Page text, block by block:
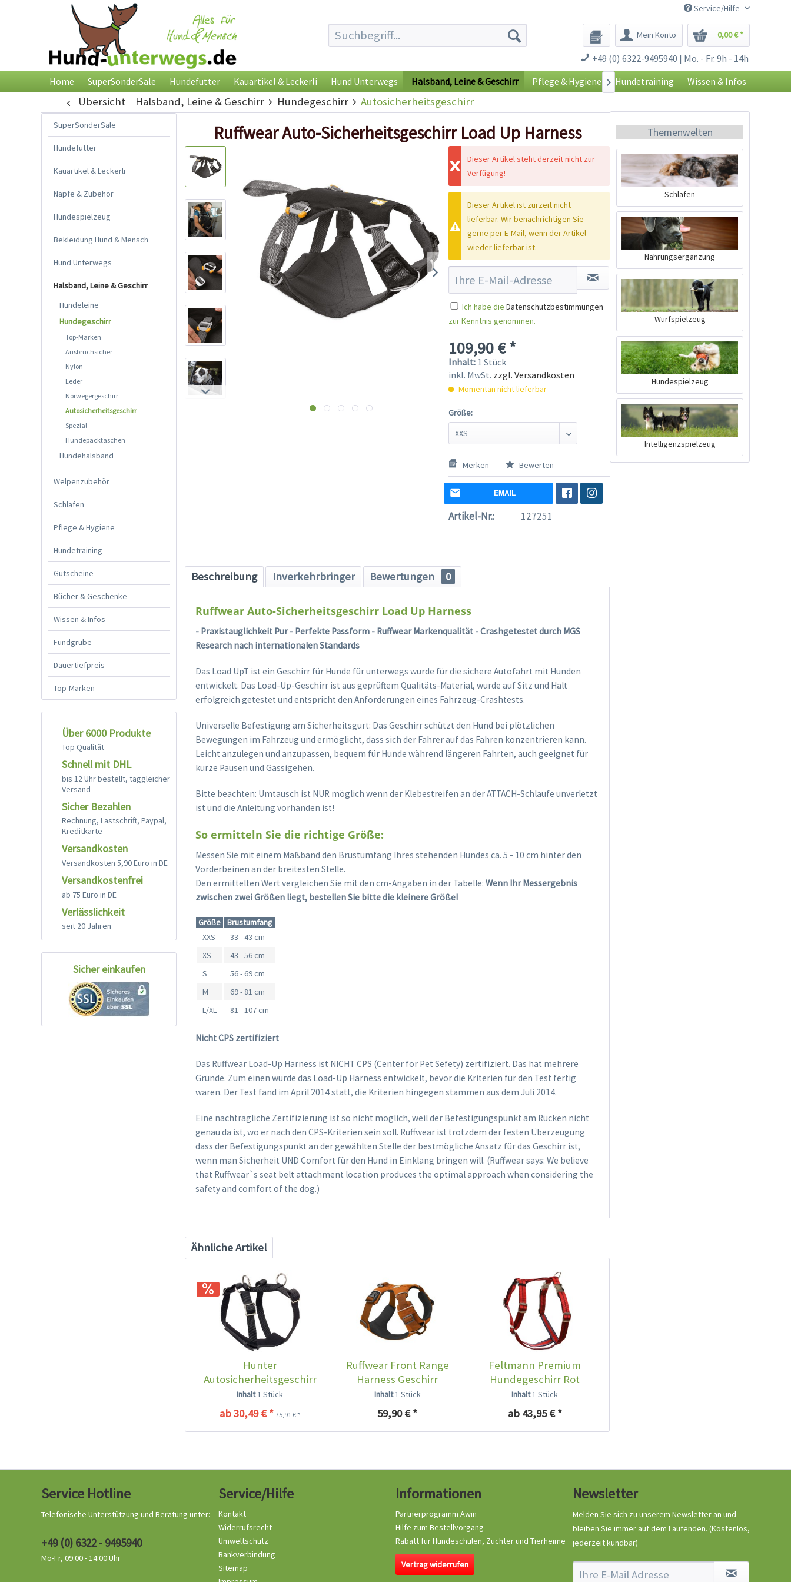
Service/Hilfe
Mein Konto 0,00 € *
+49 (0) 6322-9495940 | Mo. - Fr. 9h - 14h
Home SuperSonderSale Hundefutter Kauartikel & Leckerli Hund Unterwegs Halsband, Leine & Geschirr Pflege & Hygiene Hundetraining Wissen & Infos

Übersicht Halsband, Leine & Geschirr Hundegeschirr Autosicherheitsgeschirr
SuperSonderSale
Hundefutter
Kauartikel & Leckerli
Näpfe & Zubehör
Hundespielzeug
Bekleidung Hund & Mensch
Hund Unterwegs
Halsband, Leine & Geschirr
Hundeleine
Hundegeschirr
Top-Marken
Ausbruchsicher
Nylon
Leder
Norwegergeschirr
Autosicherheitsgeschirr
Spezial
Hundepacktaschen
Hundehalsband
Welpenzubehör
Schlafen
Pflege & Hygiene
Hundetraining
Gutscheine
Bücher & Geschenke
Wissen & Infos
Fundgrube
Dauertiefpreis
Top-Marken
Über 6000 Produkte
Top Qualität
Schnell mit DHL
bis 12 Uhr bestellt, taggleicher
Versand
Sicher Bezahlen
Rechnung, Lastschrift, Paypal,
Kreditkarte
Versandkosten
Versandkosten 5,90 Euro in DE
Versandkostenfrei
ab 75 Euro in DE
Verlässlichkeit
seit 20 Jahren
Sicher einkaufen
Ruffwear Auto-Sicherheitsgeschirr Load Up Harness
Dieser Artikel steht derzeit nicht zur
Verfügung!
Dieser Artikel ist zurzeit nicht
lieferbar. Wir benachrichtigen Sie
gerne per E-Mail, wenn der Artikel
wieder lieferbar ist.
Ich habe die Datenschutzbestimmungen
zur Kenntnis genommen.
109,90 € *
Inhalt: 1 Stück
inkl. MwSt. zzgl. Versandkosten
Momentan nicht lieferbar
Größe:
Merken Bewerten
EMAIL
Artikel-Nr.: 127251
Beschreibung Inverkehrbringer Bewertungen 0
Ruffwear Auto-Sicherheitsgeschirr Load Up Harness
- Praxistauglichkeit Pur - Perfekte Passform - Ruffwear Markenqualität - Crashgetestet durch MGS
Research nach internationalen Standards
Das Load UpT ist ein Geschirr für Hunde für unterwegs wurde für die sichere Autofahrt mit Hunden
entwickelt. Das Load-Up-Geschirr ist aus geprüftem Qualitäts-Material, wurde auf Sitz und Halt
erfolgreich getestet und entspricht den Anforderungen eines Fahrzeug-Crashtests.
Universelle Befestigung am Sicherheitsgurt: Das Geschirr schützt den Hund bei plötzlichen
Bewegungen im Fahrzeug und ermöglicht, dass sich der Fahrer auf das Fahren konzentrieren kann.
Leicht anzulegen und anzupassen, bequem für Hunde während längeren Fahrten, auch geeignet für
kurze Pausen und Gassigehen.
Bitte beachten: Umtausch ist NUR möglich wenn der Klebestreifen an der ATTACH-Schlaufe unverletzt
ist und die Anleitung vorhanden ist!
So ermitteln Sie die richtige Größe:
Messen Sie mit einem Maßband den Brustumfang Ihres stehenden Hundes ca. 5 - 10 cm hinter den
Vorderbeinen an der breitesten Stelle.
Den ermittelten Wert vergleichen Sie mit den cm-Angaben in der Tabelle:Wenn Ihr Messergebnis
zwischen zwei Größen liegt, bestellen Sie bitte die kleinere Größe!
Größe
Brustumfang
XXS
33 - 43 cm
XS
43 - 56 cm
S
56 - 69 cm
M
69 - 81 cm
L/XL
81 - 107 cm
Nicht CPS zertifiziert
Das Ruffwear Load-Up Harness ist NICHT CPS (Center for Pet Sefety) zertifiziert. Das hat mehrere
Gründe. Zum einen wurde das Load-Up Harness entwickelt, bevor die Kriterien für den Test fertig
waren. Der Test fand im April 2014 statt, die Kriterien hingegen stammen aus dem Juli 2014.
Eine nachträgliche Zertifizierung ist so nicht möglich, weil der Befestigungspunkt am Rücken nicht
genau da ist, wo er nach den CPS-Kriterien sein soll. Ruffwear ist trotzdem der festen Überzeugung
dass der Befestigungspunkt an der gewählten Stelle der bestmögliche Ansatz für das Geschirr ist,
wenn man Sicherheit UND Comfort für den Hund in Einklang bringen will. (Ruffwear says: We believe
that Ruffwear`s seat belt attachment location produces the optimal approach when considering the
safety and comfort of the dog.)
Ähnliche Artikel
Hunter
Autosicherheitsgeschirr
BodyGuard Classic
Inhalt1 Stück
ab 30,49 € * 75,91 € *
Ruffwear Front Range
Harness Geschirr
Campfire...
Inhalt1 Stück
59,90 € *
Feltmann Premium
Hundegeschirr Rot
Inhalt1 Stück
ab 43,95 € *
Themenwelten
Schlafen
Nahrungsergänzung
Wurfspielzeug
Hundespielzeug
Intelligenzspielzeug
Service Hotline
Telefonische Unterstützung und Beratung unter:
+49 (0) 6322 - 9495940
Mo-Fr, 09:00 - 14:00 Uhr
Service/Hilfe
Kontakt
Widerrufsrecht
Umweltschutz
Bankverbindung
Sitemap
Informationen
Partnerprogramm Awin
Hilfe zum Bestellvorgang
Rabatt für Hundeschulen, Züchter und Tierheime
Vertrag widerrufen
Newsletter
Melden Sie sich zu unserem Newsletter an und
bleiben Sie immer auf dem Laufenden. (Kostenlos,
jederzeit kündbar)